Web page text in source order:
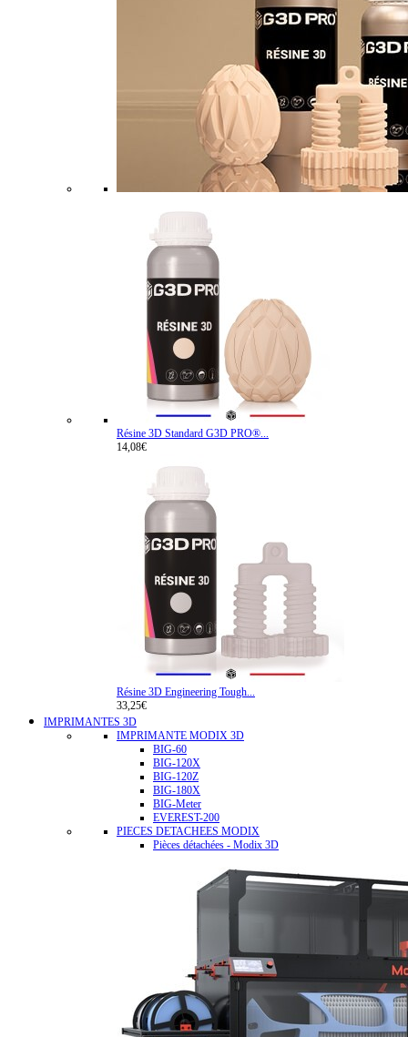
Résine 3D Standard G3D PRO®...
14,08€
Résine 3D Engineering Tough...
33,25€
IMPRIMANTES 3D
IMPRIMANTE MODIX 3D
BIG-60
BIG-120X
BIG-120Z
BIG-180X
BIG-Meter
EVEREST-200
PIECES DETACHEES MODIX
Pièces détachées - Modix 3D